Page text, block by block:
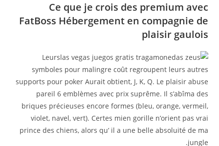
Ce que je crois des premium avec
FatBoss Hébergement en compagnie de
plaisir gaulois
Leurs
symboles pour malingre coût regroupent leurs autres
supports pour poker Aurait obtient, J, K, Q. Le plaisir abuse
pareil 6 emblèmes avec prix suprême. Il s’abîma des
briques précieuses encore formes (bleu, orange, vermeil,
violet, navel, vert). Certes mien gorille n’orient pas vrai
prince des chiens, alors qu’ il a une belle absoluité de ma
jungle.